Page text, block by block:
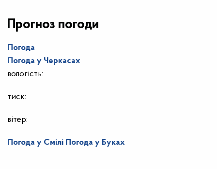
Прогноз погоди
Погода
Погода у Черкасах
вологість:
тиск:
вітер:
Погода у Смілі Погода у Буках